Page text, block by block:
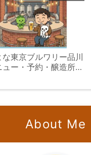
な東京ブルワリー品川
ュー・予約・醸造所見
About Me